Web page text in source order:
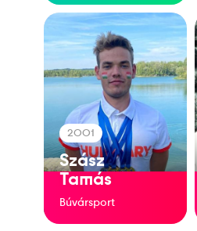
2001
Szász
Tamás
Búvársport